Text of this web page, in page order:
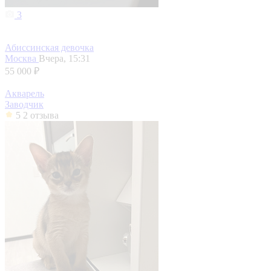
3
Абиссинская девочка
Москва Вчера, 15:31
55 000 ₽
Акварель
Заводчик
5 2 отзыва